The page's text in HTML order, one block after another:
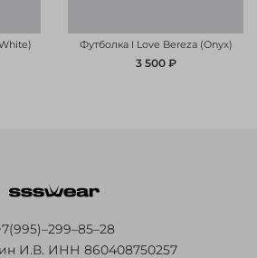
Футболка I Love Bereza (Onyx)
3 500 ₽
И.В. ИНН 860408750257